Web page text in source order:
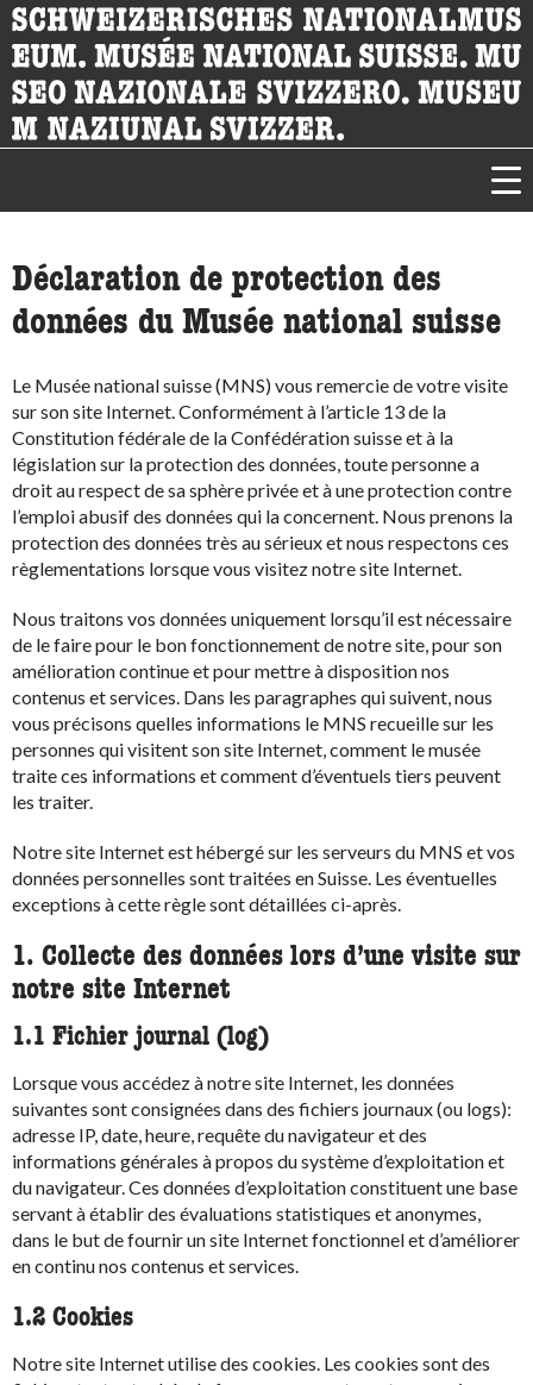
Déclaration de protection des
données du Musée national suisse
Le Musée national suisse (MNS) vous remercie de votre visite
sur son site Internet. Conformément à l’article 13 de la
Constitution fédérale de la Confédération suisse et à la
législation sur la protection des données, toute personne a
droit au respect de sa sphère privée et à une protection contre
l’emploi abusif des données qui la concernent. Nous prenons la
protection des données très au sérieux et nous respectons ces
règlementations lorsque vous visitez notre site Internet.
Nous traitons vos données uniquement lorsqu’il est nécessaire
de le faire pour le bon fonctionnement de notre site, pour son
amélioration continue et pour mettre à disposition nos
contenus et services. Dans les paragraphes qui suivent, nous
vous précisons quelles informations le MNS recueille sur les
personnes qui visitent son site Internet, comment le musée
traite ces informations et comment d’éventuels tiers peuvent
les traiter.
Notre site Internet est hébergé sur les serveurs du MNS et vos
données personnelles sont traitées en Suisse. Les éventuelles
exceptions à cette règle sont détaillées ci-après.
1. Collecte des données lors d’une visite sur
notre site Internet
1.1 Fichier journal (log)
Lorsque vous accédez à notre site Internet, les données
suivantes sont consignées dans des fichiers journaux (ou logs):
adresse IP, date, heure, requête du navigateur et des
informations générales à propos du système d’exploitation et
du navigateur. Ces données d’exploitation constituent une base
servant à établir des évaluations statistiques et anonymes,
dans le but de fournir un site Internet fonctionnel et d’améliorer
en continu nos contenus et services.
1.2 Cookies
Notre site Internet utilise des cookies. Les cookies sont des